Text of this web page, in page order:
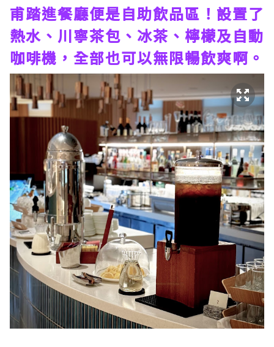
甫踏進餐廳便是自助飲品區！設置了
熱水、川寧茶包、冰茶、檸檬及自動
咖啡機，全部也可以無限暢飲爽啊。